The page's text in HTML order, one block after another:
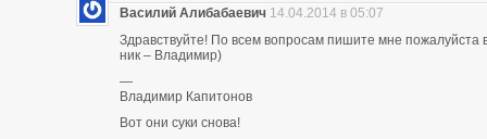
Василий Алибабаевич 14.04.2014 в 05:07
Здравствуйте! По всем вопросам пишите мне
ник – Владимир)
—
Владимир Капитонов
Вот они суки снова!